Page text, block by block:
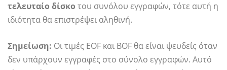
τελευταίο δίσκο του συνόλου εγγραφών, τότε αυτή η
ιδιότητα θα επιστρέψει αληθινή.
Σημείωση: Οι τιμές EOF και BOF θα είναι ψευδείς όταν
δεν υπάρχουν εγγραφές στο σύνολο εγγραφών. Αυτό